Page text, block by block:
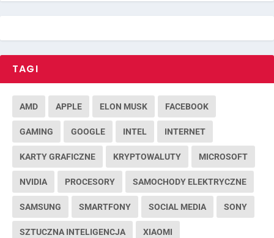
TAGI
AMD APPLE ELON MUSK FACEBOOK
GAMING GOOGLE INTEL INTERNET
KARTY GRAFICZNE KRYPTOWALUTY MICROSOFT
NVIDIA PROCESORY SAMOCHODY ELEKTRYCZNE
SAMSUNG SMARTFONY SOCIAL MEDIA SONY
SZTUCZNA INTELIGENCJA XIAOMI